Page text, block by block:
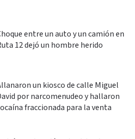
entre un auto y un camión en
12 dejó un hombre herido
un kiosco de calle Miguel
por narcomenudeo y hallaron
fraccionada para la venta